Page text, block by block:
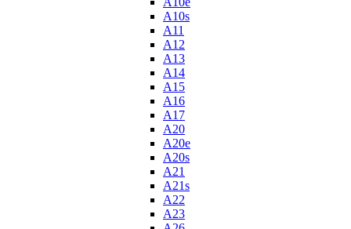
A10s
A11
A12
A13
A14
A15
A16
A17
A20
A20e
A20s
A21
A21s
A22
A23